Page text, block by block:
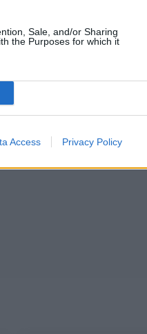
Sale, and/or Sharing
the Purposes for which it
Access Privacy Policy